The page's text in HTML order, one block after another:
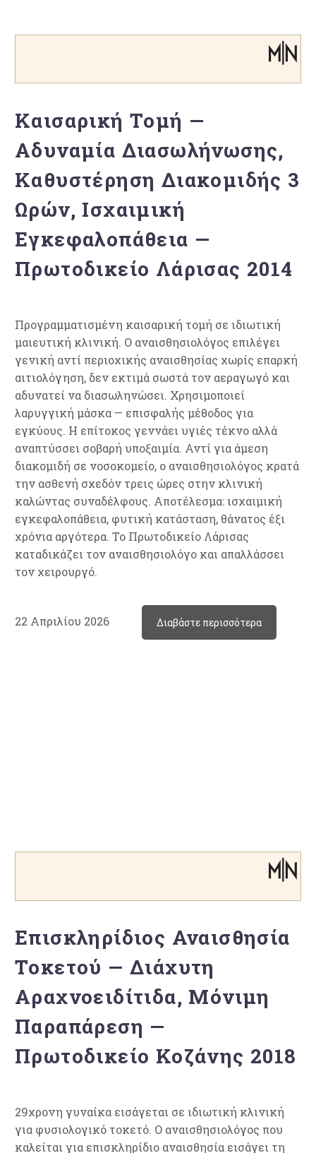
Καισαρική Τομή —
Αδυναμία Διασωλήνωσης,
Καθυστέρηση Διακομιδής 3
Ωρών, Ισχαιμική
Εγκεφαλοπάθεια —
Πρωτοδικείο Λάρισας 2014
Προγραμματισμένη καισαρική τομή σε ιδιωτική
μαιευτική κλινική. Ο αναισθησιολόγος επιλέγει
γενική αντί περιοχικής αναισθησίας χωρίς επαρκή
αιτιολόγηση, δεν εκτιμά σωστά τον αεραγωγό και
αδυνατεί να διασωληνώσει. Χρησιμοποιεί
λαρυγγική μάσκα — επισφαλής μέθοδος για
εγκύους. Η επίτοκος γεννάει υγιές τέκνο αλλά
αναπτύσσει σοβαρή υποξαιμία. Αντί για άμεση
διακομιδή σε νοσοκομείο, ο αναισθησιολόγος κρατά
την ασθενή σχεδόν τρεις ώρες στην κλινική
καλώντας συναδέλφους. Αποτέλεσμα: ισχαιμική
εγκεφαλοπάθεια, φυτική κατάσταση, θάνατος έξι
χρόνια αργότερα. Το Πρωτοδικείο Λάρισας
καταδικάζει τον αναισθησιολόγο και απαλλάσσει
τον χειρουργό.
22 Απριλίου 2026 Διαβάστε περισσότερα
Επισκληρίδιος Αναισθησία
Τοκετού — Διάχυτη
Αραχνοειδίτιδα, Μόνιμη
Παραπάρεση —
Πρωτοδικείο Κοζάνης 2018
29χρονη γυναίκα εισάγεται σε ιδιωτική κλινική
για φυσιολογικό τοκετό. Ο αναισθησιολόγος που
καλείται για επισκληρίδιο αναισθησία εισάγει τη